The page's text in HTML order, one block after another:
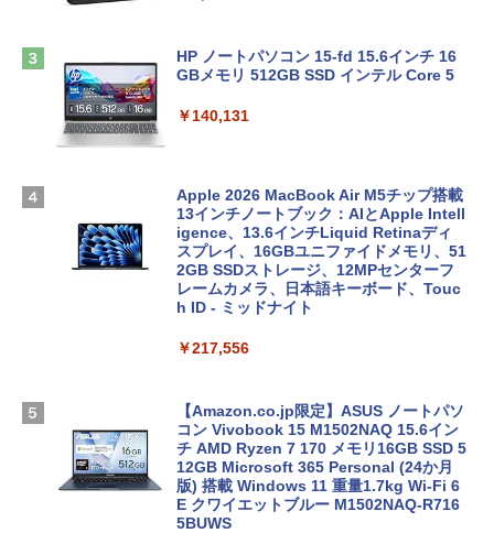
HP ノートパソコン 15-fd 15.6インチ 16
GBメモリ 512GB SSD インテル Core 5
￥140,131
Apple 2026 MacBook Air M5チップ搭載
13インチノートブック：AIとApple Intell
igence、13.6インチLiquid Retinaディ
スプレイ、16GBユニファイドメモリ、51
2GB SSDストレージ、12MPセンターフ
レームカメラ、日本語キーボード、Touc
h ID - ミッドナイト
￥217,556
【Amazon.co.jp限定】ASUS ノートパソ
コン Vivobook 15 M1502NAQ 15.6イン
チ AMD Ryzen 7 170 メモリ16GB SSD 5
12GB Microsoft 365 Personal (24か月
版) 搭載 Windows 11 重量1.7kg Wi-Fi 6
E クワイエットブルー M1502NAQ-R716
5BUWS